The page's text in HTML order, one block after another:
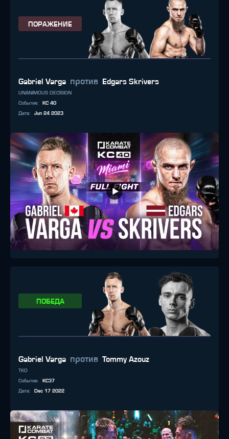
ПОРАЖЕНИЕ
Gabriel Varga против Edgars Skrivers
UNANIMOUS DECISION
Событие:
KC 40
Дата: Jun 24 2023
ПОБЕДА
Gabriel Varga против Tommy Azouz
TKO
Событие:
KC37
Дата: Dec 17 2022